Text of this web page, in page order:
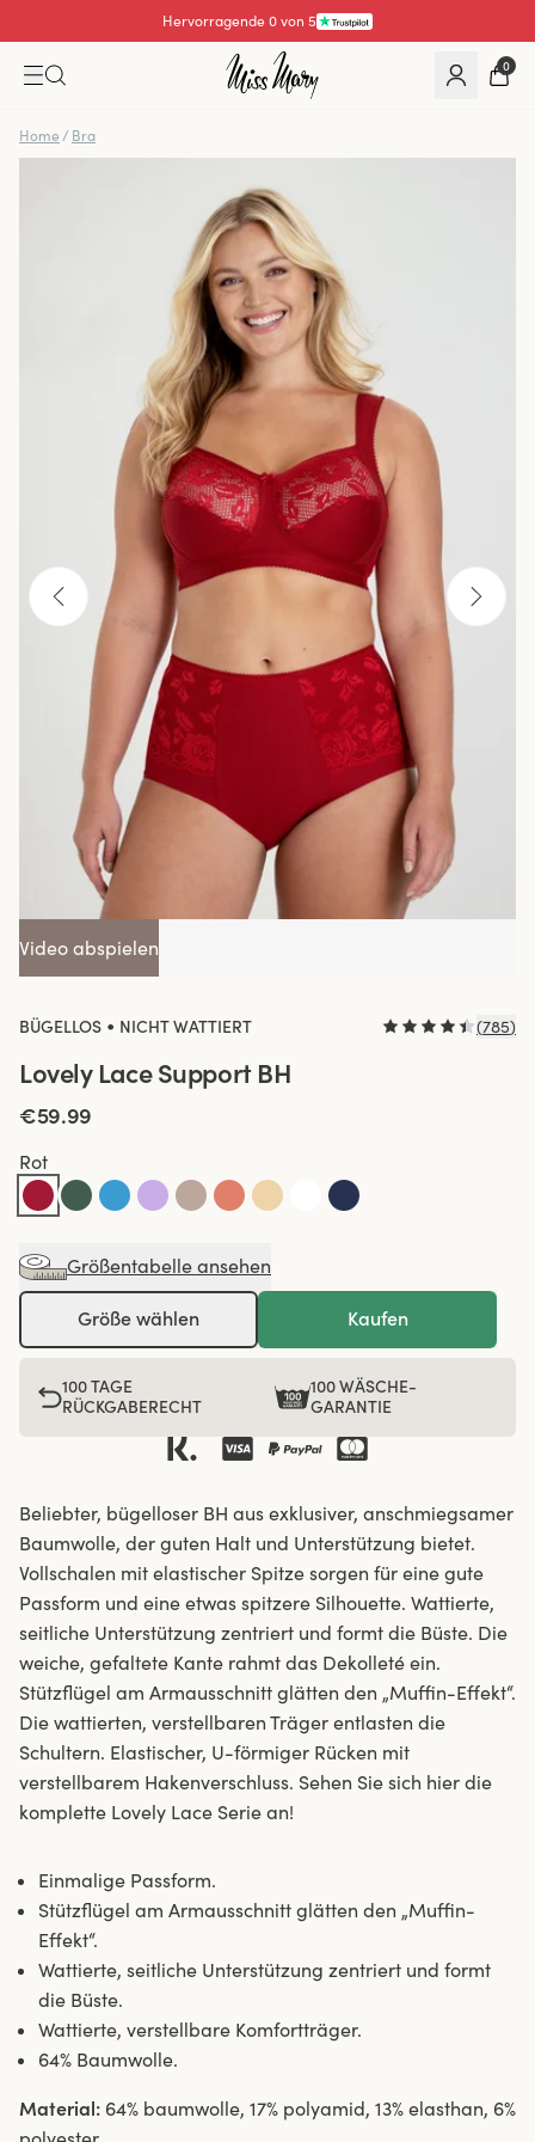
Hervorragende 4.3 von 5
0
Home / Bra
Video abspielen
BÜGELLOS • NICHT WATTIERT (785)
Lovely Lace Support BH
€59.99
Rot
Größentabelle ansehen
Größe wählen Kaufen
100 TAGE
RÜCKGABERECHT
100 WÄSCHE-
GARANTIE
Beliebter, bügelloser BH aus exklusiver, anschmiegsamer
Baumwolle, der guten Halt und Unterstützung bietet.
Vollschalen mit elastischer Spitze sorgen für eine gute
Passform und eine etwas spitzere Silhouette. Wattierte,
seitliche Unterstützung zentriert und formt die Büste. Die
weiche, gefaltete Kante rahmt das Dekolleté ein.
Stützflügel am Armausschnitt glätten den „Muffin-Effekt“.
Die wattierten, verstellbaren Träger entlasten die
Schultern. Elastischer, U-förmiger Rücken mit
verstellbarem Hakenverschluss. Sehen Sie sich hier die
komplette Lovely Lace Serie an!
Einmalige Passform.
Stützflügel am Armausschnitt glätten den „Muffin-
Effekt“.
Wattierte, seitliche Unterstützung zentriert und formt
die Büste.
Wattierte, verstellbare Komfortträger.
64% Baumwolle.
Material: 64% baumwolle, 17% polyamid, 13% elasthan, 6%